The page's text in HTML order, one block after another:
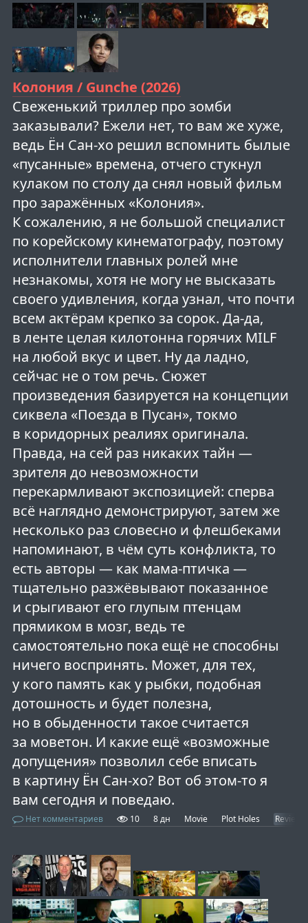
Колония / Gunche (2026)
Свеженький триллер про зомби
заказывали? Ежели нет, то вам же хуже,
ведь Ён Сан-хо решил вспомнить былые
«пусанные» времена, отчего стукнул
кулаком по столу да снял новый фильм
про заражённых «Колония».
К сожалению, я не большой специалист
по корейскому кинематографу, поэтому
исполнители главных ролей мне
незнакомы, хотя не могу не высказать
своего удивления, когда узнал, что почти
всем актёрам крепко за сорок. Да-да,
в ленте целая килотонна горячих MILF
на любой вкус и цвет. Ну да ладно,
сейчас не о том речь. Сюжет
произведения базируется на концепции
сиквела «Поезда в Пусан», токмо
в коридорных реалиях оригинала.
Правда, на сей раз никаких тайн —
зрителя до невозможности
перекармливают экспозицией: сперва
всё наглядно демонстрируют, затем же
несколько раз словесно и флешбеками
напоминают, в чём суть конфликта, то
есть авторы — как мама-птичка —
тщательно разжёвывают показанное
и срыгивают его глупым птенцам
прямиком в мозг, ведь те
самостоятельно пока ещё не способны
ничего воспринять. Может, для тех,
у кого память как у рыбки, подобная
дотошность и будет полезна,
но в обыденности такое считается
за моветон. И какие ещё «возможные
допущения» позволил себе вписать
в картину Ён Сан-хо? Вот об этом-то я
вам сегодня и поведаю.
Нет комментариев 10 8 дн Movie Plot Holes Review